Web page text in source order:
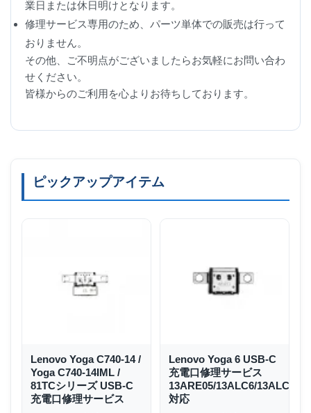
業日または休日明けとなります。
修理サービス専用のため、パーツ単体での販売は行って
おりません。
その他、ご不明点がございましたらお気軽にお問い合わ
せください。
皆様からのご利用を心よりお待ちしております。
ピックアップアイテム
Lenovo Yoga C740-14 /
Yoga C740-14IML /
81TCシリーズ USB-C
充電口修理サービス
Lenovo Yoga 6 USB-C
充電口修理サービス
13ARE05/13ALC6/13ALC7/
対応